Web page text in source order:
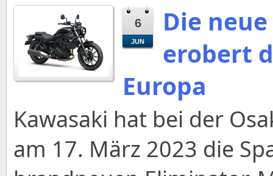
6
JUN
Die
erobert
Europa
Kawasaki hat bei der
am 17. März 2023 die